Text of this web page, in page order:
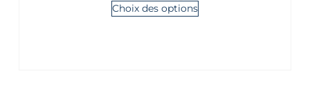
Choix des options